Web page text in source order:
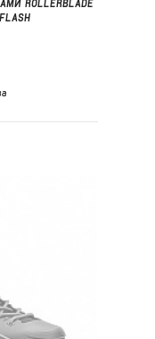
ROLLERBLADE